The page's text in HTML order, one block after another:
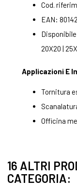
Cod.
EAN:
Disponibile
20X20 |
Applicazioni E
Tornitura
Officina
16 ALTRI
CATEGORIA: